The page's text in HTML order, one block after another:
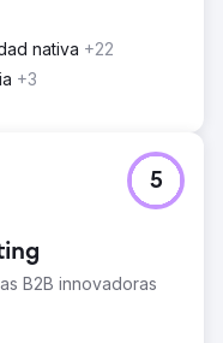
nativa +22
+3
B2B innovadoras
5